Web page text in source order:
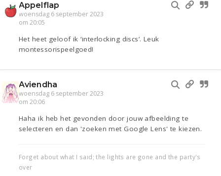
Appelflap
woensdag 6 september 2023
om 20:05
Het heet geloof ik ‘interlocking discs’. Leuk
montessorispeelgoed!
Aviendha
woensdag 6 september 2023
om 20:06
Haha ik heb het gevonden door jouw afbeelding te
selecteren en dan 'zoeken met Google Lens' te kiezen.
Forget about what I said; the lights are gone and the party's
over